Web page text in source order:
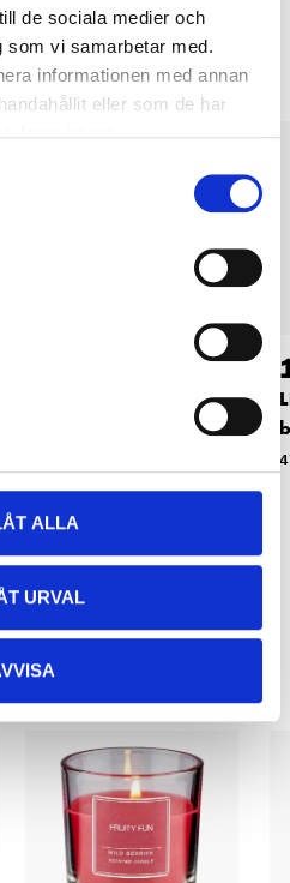
de sociala medier och
som vi samarbetar med.
informationen med annan
eller som de har
ALLA
URVAL
köpte också
Litet doftljus i glas,
produkter